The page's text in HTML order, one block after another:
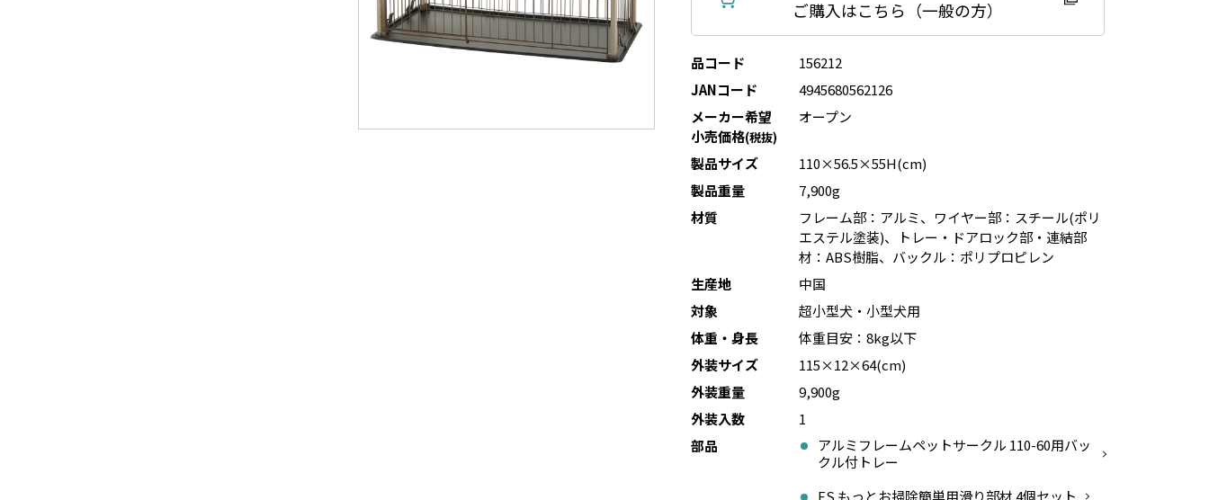
ご購入はこちら（一般の方）
品コード
156212
JANコード
4945680562126
メーカー希望
小売価格(税抜)
オープン
製品サイズ
110×56.5×55H(cm)
製品重量
7,900g
材質
フレーム部：アルミ、ワイヤー部：スチール(ポリ
エステル塗装)、トレー・ドアロック部・連結部
材：ABS樹脂、バックル：ポリプロピレン
生産地
中国
対象
超小型犬・小型犬用
体重・身長
体重目安：8kg以下
外装サイズ
115×12×64(cm)
外装重量
9,900g
外装入数
1
部品
アルミフレームペットサークル 110-60用バッ
クル付トレー
ES もっとお掃除簡単用滑り部材 4個セット